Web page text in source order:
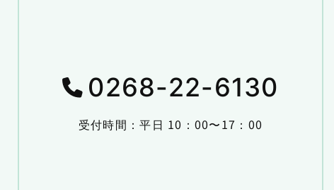
0268-22-6130
受付時間：平日 10：00〜17：00